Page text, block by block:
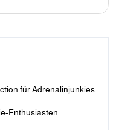
für Adrenalinjunkies
Enthusiasten